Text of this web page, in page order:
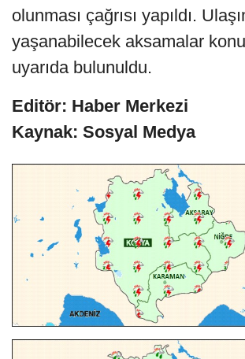
olunması çağrısı yapıldı.
yaşanabilecek aksamalar
uyarıda bulunuldu.
Editör: Haber Merkezi
Kaynak: Sosyal Medya